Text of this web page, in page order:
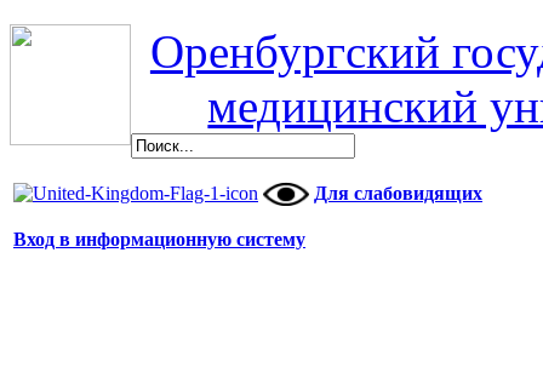
Оренбургский
медицинский
Для слабовидящих
Вход в информационную систему